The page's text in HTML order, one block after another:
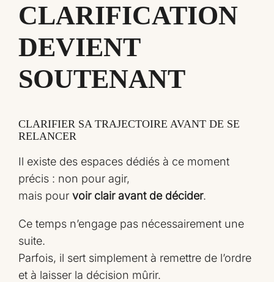
CLARIFICATION
DEVIENT
SOUTENANT
CLARIFIER SA TRAJECTOIRE AVANT DE SE
RELANCER
Il existe des espaces dédiés à ce moment
précis : non pour agir,
mais pourvoir clair avant de décider.
Ce temps n’engage pas nécessairement une
suite.
Parfois, il sert simplement à remettre de l’ordre
et à laisser la décision mûrir.